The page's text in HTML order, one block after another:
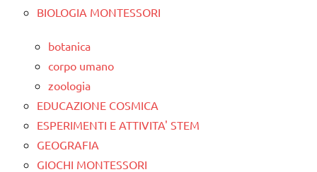
BIOLOGIA MONTESSORI
botanica
corpo umano
zoologia
EDUCAZIONE COSMICA
ESPERIMENTI E ATTIVITA' STEM
GEOGRAFIA
GIOCHI MONTESSORI